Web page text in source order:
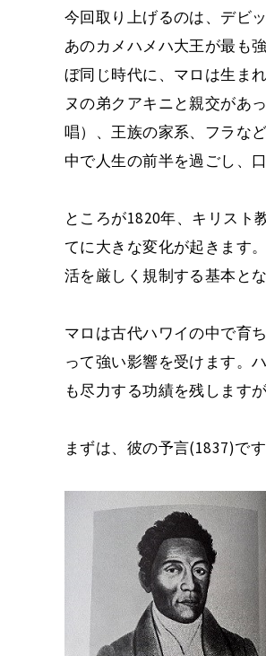
今回取り上げるのは、デビ
あのカメハメハ大王が最も
ぼ同じ時代に、マロは生ま
ヌの弟クアキニと親交があ
唱）、王族の家系、フラな
中で人生の前半を過ごし、
ところが1820年、キリスト
てに大きな変化が起きます
活を厳しく規制する基本と
マロは古代ハワイの中で育
って強い影響を受けます。
も尽力する功績を残します
まずは、彼の予言(1837)です